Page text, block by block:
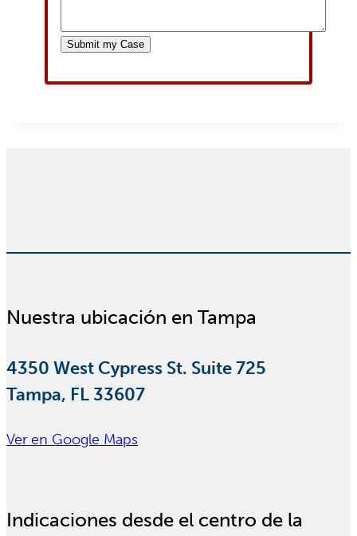
Submit my Case
Nuestra ubicación en Tampa
4350 West Cypress St. Suite 725
Tampa, FL 33607
Ver en Google Maps
Indicaciones desde el centro de la